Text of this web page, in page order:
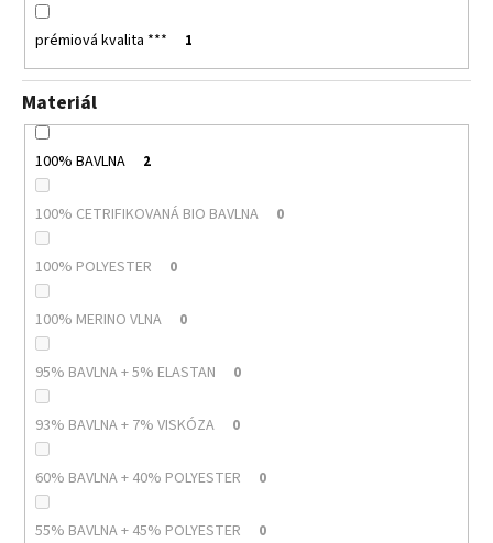
prémiová kvalita *** 1
Materiál
100% BAVLNA 2
100% CETRIFIKOVANÁ BIO BAVLNA 0
100% POLYESTER 0
100% MERINO VLNA 0
95% BAVLNA + 5% ELASTAN 0
93% BAVLNA + 7% VISKÓZA 0
60% BAVLNA + 40% POLYESTER 0
55% BAVLNA + 45% POLYESTER 0